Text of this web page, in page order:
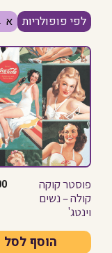
לפי פופולריות א
פוסטר קוקה
קולה – נשים
וינטג'
הוסף לסל